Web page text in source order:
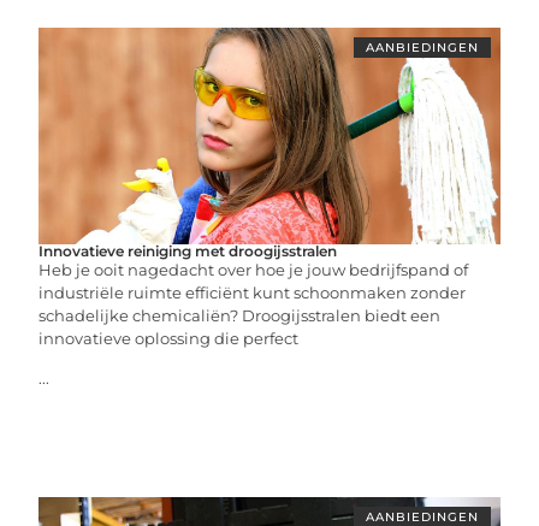
AANBIEDINGEN
Innovatieve reiniging met droogijsstralen
Heb je ooit nagedacht over hoe je jouw bedrijfspand of
industriële ruimte efficiënt kunt schoonmaken zonder
schadelijke chemicaliën? Droogijsstralen biedt een
innovatieve oplossing die perfect
...
AANBIEDINGEN